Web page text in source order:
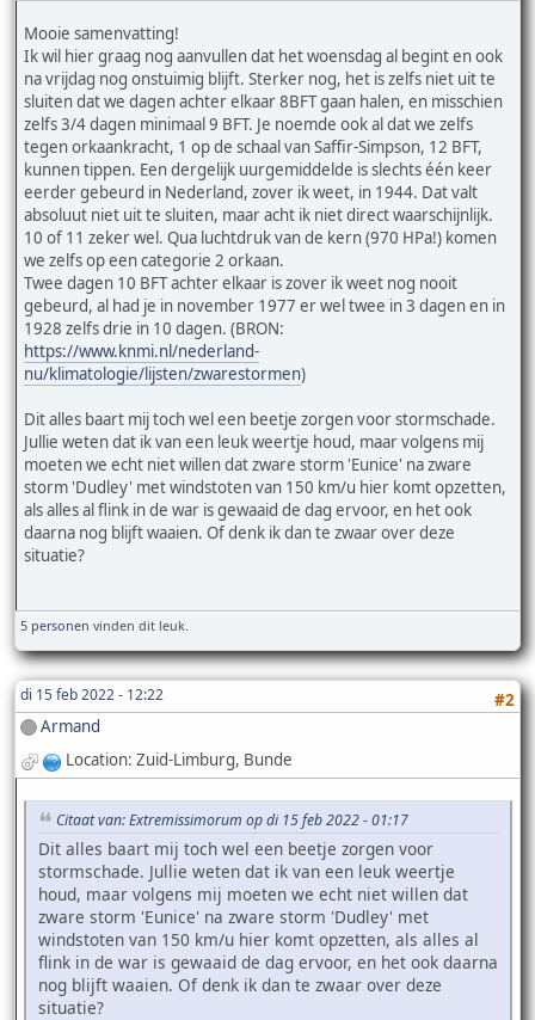
Mooie samenvatting!
Ik wil hier graag nog aanvullen dat het woensdag al begint en ook
na vrijdag nog onstuimig blijft. Sterker nog, het is zelfs niet uit te
sluiten dat we dagen achter elkaar 8BFT gaan halen, en misschien
zelfs 3/4 dagen minimaal 9 BFT. Je noemde ook al dat we zelfs
tegen orkaankracht, 1 op de schaal van Saffir-Simpson, 12 BFT,
kunnen tippen. Een dergelijk uurgemiddelde is slechts één keer
eerder gebeurd in Nederland, zover ik weet, in 1944. Dat valt
absoluut niet uit te sluiten, maar acht ik niet direct waarschijnlijk.
10 of 11 zeker wel. Qua luchtdruk van de kern (970 HPa!) komen
we zelfs op een categorie 2 orkaan.
Twee dagen 10 BFT achter elkaar is zover ik weet nog nooit
gebeurd, al had je in november 1977 er wel twee in 3 dagen en in
1928 zelfs drie in 10 dagen. (BRON:
https://www.knmi.nl/nederland-
nu/klimatologie/lijsten/zwarestormen)
Dit alles baart mij toch wel een beetje zorgen voor stormschade.
Jullie weten dat ik van een leuk weertje houd, maar volgens mij
moeten we echt niet willen dat zware storm 'Eunice' na zware
storm 'Dudley' met windstoten van 150 km/u hier komt opzetten,
als alles al flink in de war is gewaaid de dag ervoor, en het ook
daarna nog blijft waaien. Of denk ik dan te zwaar over deze
situatie?
5 personen vinden dit leuk.
di 15 feb 2022 - 12:22
#2
Armand
Location: Zuid-Limburg, Bunde
Citaat van: Extremissimorum op di 15 feb 2022 - 01:17
Dit alles baart mij toch wel een beetje zorgen voor
stormschade. Jullie weten dat ik van een leuk weertje
houd, maar volgens mij moeten we echt niet willen dat
zware storm 'Eunice' na zware storm 'Dudley' met
windstoten van 150 km/u hier komt opzetten, als alles al
flink in de war is gewaaid de dag ervoor, en het ook daarna
nog blijft waaien. Of denk ik dan te zwaar over deze
situatie?